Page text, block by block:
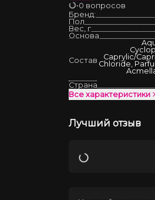
Загрузка
•0 вопросов
Бренд:
Пол
Вес, г
Основа
Состав
Caprylic/
Chloride,
Страна
Все характеристики
Лучший отзыв
Загрузка